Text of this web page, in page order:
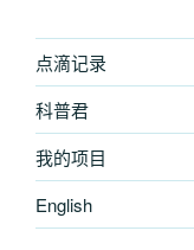
点滴记录
科普君
我的项目
English